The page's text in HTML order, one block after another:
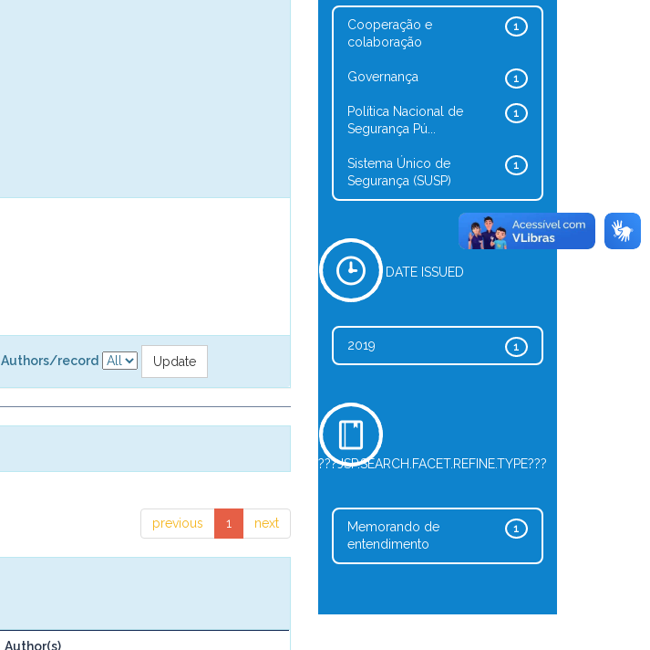
Authors/record
previous 1 next
Author(s)
1
Cooperação e
colaboração
1
Governança
1
Política Nacional de
Segurança Pú...
1
Sistema Único de
Segurança (SUSP)
DATE ISSUED
1
2019
???JSP.SEARCH.FACET.REFINE.TYPE???
1
Memorando de
entendimento